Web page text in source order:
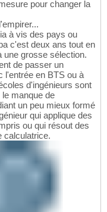
pour changer la
à vis des pays ou
c'est deux ans tout en
une grosse sélection.
de passer un
l'entrée en BTS ou à
d'ingénieurs sont
manque de
un peu mieux formé
qui applique des
ou qui résout des
calculatrice.